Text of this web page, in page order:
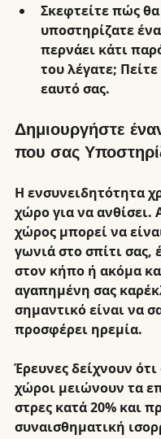
Σκεφτείτε πώς θα
υποστηρίζατε
περνάει κάτι
του λέγατε;
εαυτό σας.
Δημιουργήστε
που σας
Η ενσυνειδητότητα
χώρο για να ανθίσει.
χώρος μπορεί να
γωνιά στο σπίτι σας,
στον κήπο ή ακόμα
αγαπημένη σας
σημαντικό είναι να
προσφέρει ηρεμία.
Έρευνες δείχνουν
χώροι μειώνουν τα
στρες κατά 20% και
συναισθηματική